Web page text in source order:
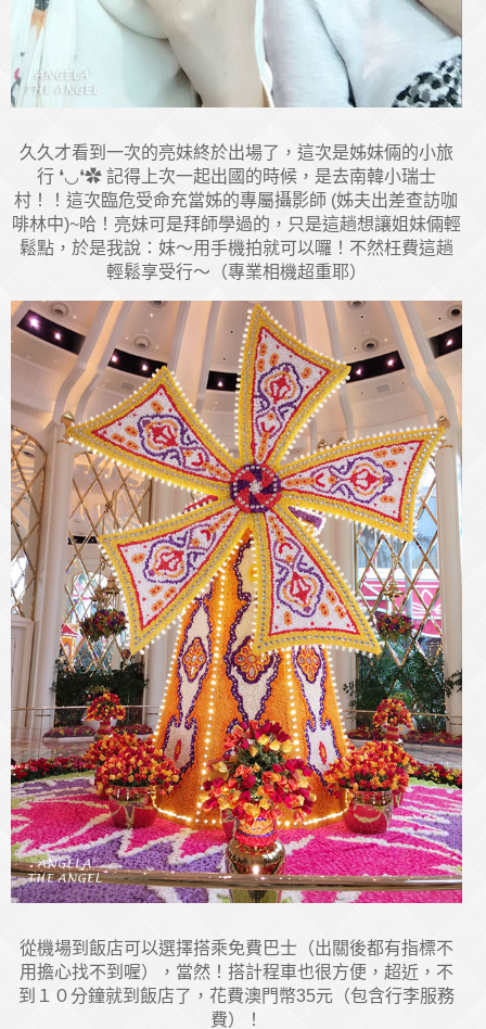
久久才看到一次的亮妹終於出場了，這次是姊妹倆的小旅
行 ❛◡❛✿ 記得上次一起出國的時候，是去南韓小瑞士
村！！這次臨危受命充當姊的專屬攝影師 (姊夫出差查訪咖
啡林中)~哈！亮妹可是拜師學過的，只是這趟想讓姐妹倆輕
鬆點，於是我說：妹～用手機拍就可以囉！不然枉費這趟
輕鬆享受行～（專業相機超重耶）
從機場到飯店可以選擇搭乘免費巴士（出關後都有指標不
用擔心找不到喔），當然！搭計程車也很方便，超近，不
到１０分鐘就到飯店了，花費澳門幣35元（包含行李服務
費）！